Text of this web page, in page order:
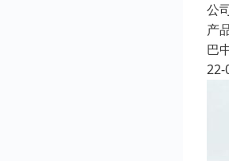
公
产
巴
22-